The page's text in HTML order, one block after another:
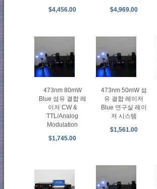
$4,456.00
$4,969.00
473nm 80mW
Blue 섬유 결합 레
이저 CW &
TTL/Analog
Modulation
$1,745.00
473nm 50mW 섬
유 결합 레이저
Blue 연구실 레이
저 시스템
$1,561.00